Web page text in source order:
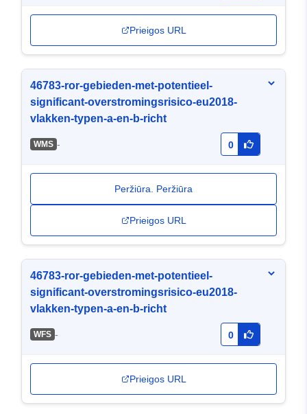
Prieigos URL
46783-ror-gebieden-met-potentieel-
significant-overstromingsrisico-eu2018-
vlakken-typen-a-en-b-richt
WMS - 0
Peržiūra. Peržiūra
Prieigos URL
46783-ror-gebieden-met-potentieel-
significant-overstromingsrisico-eu2018-
vlakken-typen-a-en-b-richt
WFS - 0
Prieigos URL